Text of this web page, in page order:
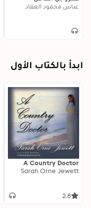
عباس محمود العقاد
ابدأ بالكتاب الأول
A Country Doctor
Sarah Orne Jewett
2.8